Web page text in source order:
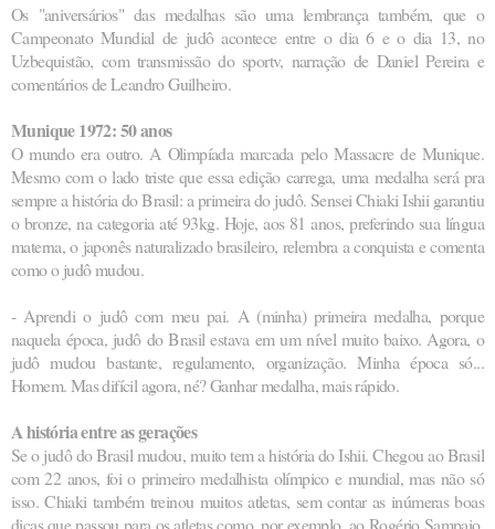
Os "aniversários" das medalhas são uma lembrança também, que o
Campeonato Mundial de judô acontece entre o dia 6 e o dia 13, no
Uzbequistão, com transmissão do sportv, narração de Daniel Pereira e
comentários de Leandro Guilheiro.
Munique 1972: 50 anos
O mundo era outro. A Olimpíada marcada pelo Massacre de Munique.
Mesmo com o lado triste que essa edição carrega, uma medalha será pra
sempre a história do Brasil: a primeira do judô. Sensei Chiaki Ishii garantiu
o bronze, na categoria até 93kg. Hoje, aos 81 anos, preferindo sua língua
materna, o japonês naturalizado brasileiro, relembra a conquista e comenta
como o judô mudou.
- Aprendi o judô com meu pai. A (minha) primeira medalha, porque
naquela época, judô do Brasil estava em um nível muito baixo. Agora, o
judô mudou bastante, regulamento, organização. Minha época só...
Homem. Mas difícil agora, né? Ganhar medalha, mais rápido.
A história entre as gerações
Se o judô do Brasil mudou, muito tem a história do Ishii. Chegou ao Brasil
com 22 anos, foi o primeiro medalhista olímpico e mundial, mas não só
isso. Chiaki também treinou muitos atletas, sem contar as inúmeras boas
dicas que passou para os atletas como, por exemplo, ao Rogério Sampaio,